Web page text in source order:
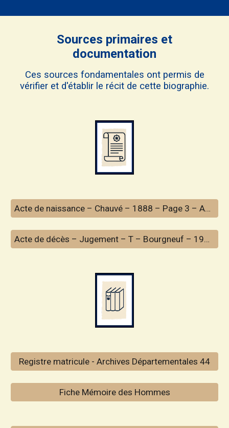
Sources primaires et
documentation
Ces sources fondamentales ont permis de
vérifier et d'établir le récit de cette biographie.
Acte de naissance – Chauvé – 1888 – Page 3 – Acte 9
Acte de décès – Jugement – T – Bourgneuf – 1920 – Page 6 – Acte 33.
Registre matricule - Archives Départementales 44
Fiche Mémoire des Hommes